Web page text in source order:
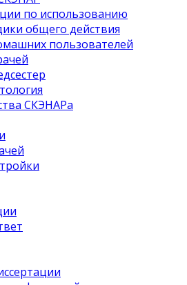
по использованию
общего действия
пользователей
СКЭНАРа